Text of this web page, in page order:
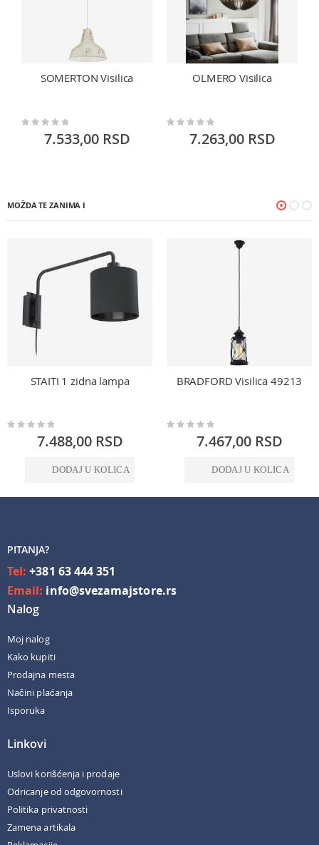
SOMERTON Visilica
Rating:
7.533,00 RSD
OLMERO Visilica
Rating:
7.263,00 RSD
MOŽDA TE ZANIMA I
STAITI 1 zidna lampa
Rating:
7.488,00 RSD
DODAJ U KOLICA
BRADFORD Visilica 49213
Rating:
7.467,00 RSD
DODAJ U KOLICA
PITANJA?
Tel:+381 63 444 351
Email: info@svezamajstore.rs
Nalog
Moj nalog
Kako kupiti
Prodajna mesta
Načini plaćanja
Isporuka
Linkovi
Uslovi korišćenja i prodaje
Odricanje od odgovornosti
Politika privatnosti
Zamena artikala